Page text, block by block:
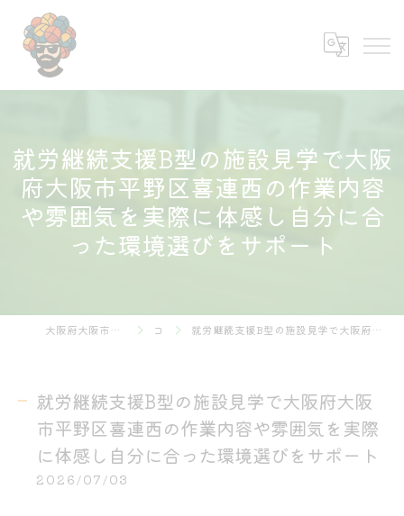
就労継続支援B型の施設見学で大阪
府大阪市平野区喜連西の作業内容
や雰囲気を実際に体感し自分に合
った環境選びをサポート
大阪府大阪市の就労継続支援B型なら株式会社あふろ コラム 就労継続支援B型の施設見学で大阪府大阪市平野区喜連西の作業内容や雰囲気を実際に体感し自分に合った環境選びをサポート
就労継続支援B型の施設見学で大阪府大阪
市平野区喜連西の作業内容や雰囲気を実際
に体感し自分に合った環境選びをサポート
2026/07/03